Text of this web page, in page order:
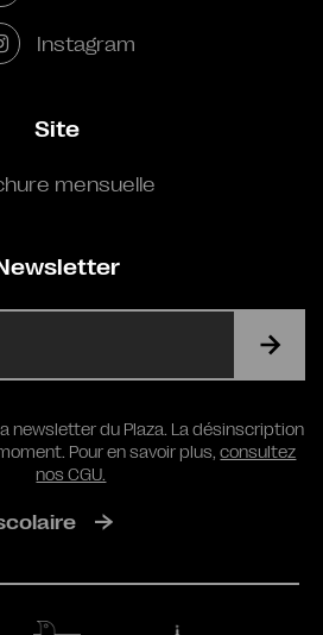
Instagram
Site
mensuelle
RGPD
newsletter du Plaza. La désinscription
Pour en savoir plus,consultez
nos CGU.